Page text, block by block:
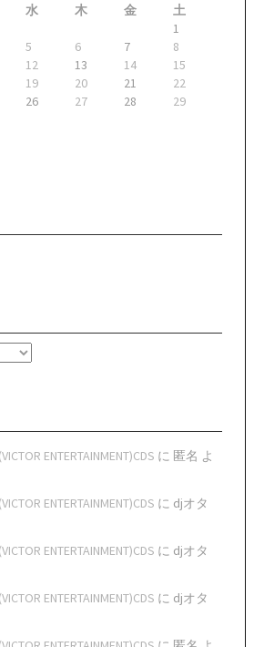
水 木 金
土
1
5 6 7
8
12 13 14
15
19 20 21
22
26 27 28
29
ENTERTAINMENT)CDS に 匿名 よ
ENTERTAINMENT)CDS に djオタ
ENTERTAINMENT)CDS に djオタ
ENTERTAINMENT)CDS に djオタ